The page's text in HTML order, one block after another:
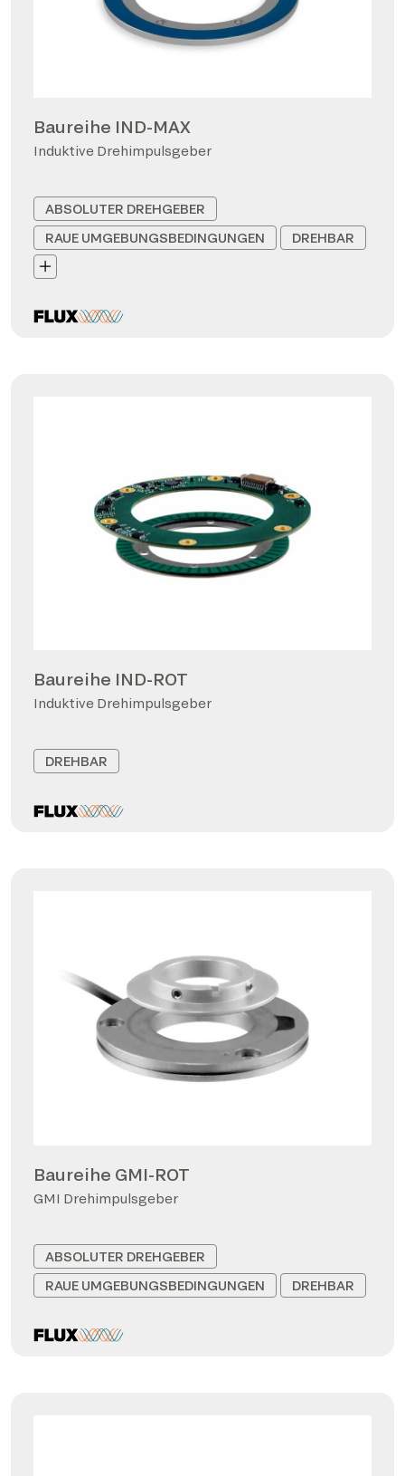
Baureihe IND-MAX
Induktive Drehimpulsgeber
ABSOLUTER DREHGEBER
RAUE UMGEBUNGSBEDINGUNGEN
DREHBAR
Baureihe IND-ROT
Induktive Drehimpulsgeber
DREHBAR
Baureihe GMI-ROT
GMI Drehimpulsgeber
ABSOLUTER DREHGEBER
RAUE UMGEBUNGSBEDINGUNGEN
DREHBAR